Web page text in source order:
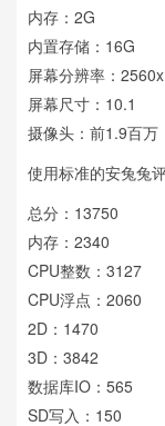
内存：2G
内置存储：16G
屏幕分辨率：
屏幕尺寸：10.1
摄像头：前1.9百万
使用标准的安兔兔
总分：13750
内存：2340
CPU整数：3127
CPU浮点：2060
2D：1470
3D：3842
数据库IO：565
SD写入：150